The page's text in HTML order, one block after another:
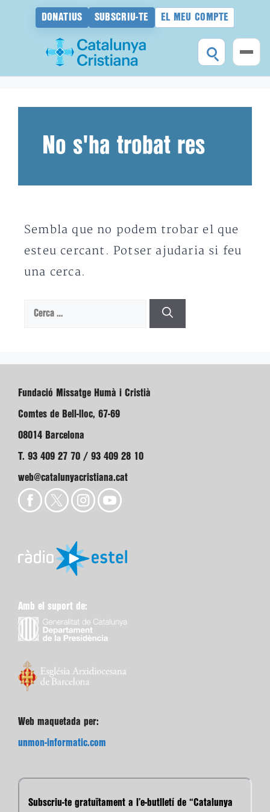
DONATIUS SUBSCRIU-TE EL MEU COMPTE
No s'ha trobat res
Sembla que no podem trobar el que
esteu cercant. Potser ajudaria si feu
una cerca.
Cerca:
Fundació Missatge Humà i Cristià
Comtes de Bell-lloc, 67-69
08014 Barcelona
T. 93 409 27 70 / 93 409 28 10
web@catalunyacristiana.cat
Amb el suport de:
Web maquetada per:
unmon-informatic.com
Subscriu-te gratuïtament a l’e-butlletí de “Catalunya